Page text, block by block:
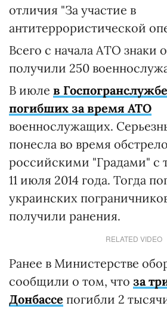
отличия "За участие в
антитеррористической
Всего с начала АТО знаки
получили 250
В июле в
погибших за время АТО
военнослужащих.
понесла во время
российскими "Градами" с
11 июля 2014 года. Тогда
украинских
получили ранения.
RELATED VIDEO
Ранее в Министерстве
сообщили о том, что за
Донбассе погибли 2